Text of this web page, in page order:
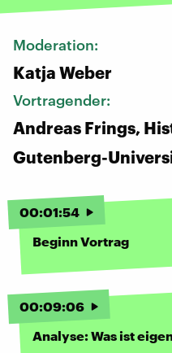
Moderation:
Katja Weber
Vortragender:
Andreas Frings,
Gutenberg-
00:01:54
Beginn Vortrag
00:09:06
Analyse: Was ist